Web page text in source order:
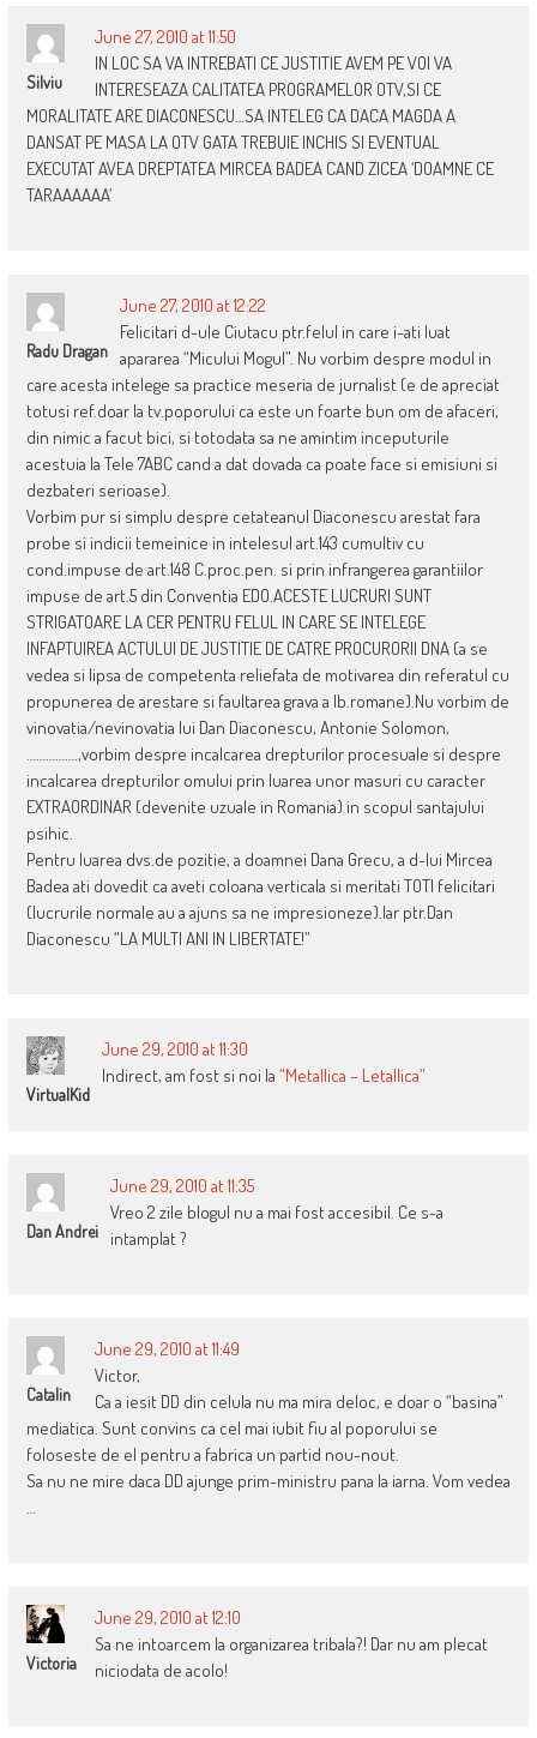
Silviu
June 27, 2010 at 11:50
IN LOC SA VA INTREBATI CE JUSTITIE AVEM PE VOI VA
INTERESEAZA CALITATEA PROGRAMELOR OTV,SI CE
MORALITATE ARE DIACONESCU…SA INTELEG CA DACA MAGDA A
DANSAT PE MASA LA OTV GATA TREBUIE INCHIS SI EVENTUAL
EXECUTAT AVEA DREPTATEA MIRCEA BADEA CAND ZICEA ‘DOAMNE CE
TARAAAAAA’
Radu Dragan
June 27, 2010 at 12:22
Felicitari d-ule Ciutacu ptr.felul in care i-ati luat
apararea “Micului Mogul”. Nu vorbim despre modul in
care acesta intelege sa practice meseria de jurnalist (e de apreciat
totusi ref.doar la tv.poporului ca este un foarte bun om de afaceri,
din nimic a facut bici, si totodata sa ne amintim inceputurile
acestuia la Tele 7ABC cand a dat dovada ca poate face si emisiuni si
dezbateri serioase).
Vorbim pur si simplu despre cetateanul Diaconescu arestat fara
probe si indicii temeinice in intelesul art.143 cumultiv cu
cond.impuse de art.148 C.proc.pen. si prin infrangerea garantiilor
impuse de art.5 din Conventia EDO.ACESTE LUCRURI SUNT
STRIGATOARE LA CER PENTRU FELUL IN CARE SE INTELEGE
INFAPTUIREA ACTULUI DE JUSTITIE DE CATRE PROCURORII DNA (a se
vedea si lipsa de competenta reliefata de motivarea din referatul cu
propunerea de arestare si faultarea grava a lb.romane).Nu vorbim de
vinovatia/nevinovatia lui Dan Diaconescu, Antonie Solomon,
…………….,vorbim despre incalcarea drepturilor procesuale si despre
incalcarea drepturilor omului prin luarea unor masuri cu caracter
EXTRAORDINAR (devenite uzuale in Romania) in scopul santajului
psihic.
Pentru luarea dvs.de pozitie, a doamnei Dana Grecu, a d-lui Mircea
Badea ati dovedit ca aveti coloana verticala si meritati TOTI felicitari
(lucrurile normale au a ajuns sa ne impresioneze).Iar ptr.Dan
Diaconescu “LA MULTI ANI IN LIBERTATE!”
VirtualKid
June 29, 2010 at 11:30
Indirect, am fost si noi la “Metallica – Letallica”
Dan Andrei
June 29, 2010 at 11:35
Vreo 2 zile blogul nu a mai fost accesibil. Ce s-a
intamplat ?
Catalin
June 29, 2010 at 11:49
Victor,
Ca a iesit DD din celula nu ma mira deloc, e doar o “basina”
mediatica. Sunt convins ca cel mai iubit fiu al poporului se
foloseste de el pentru a fabrica un partid nou-nout.
Sa nu ne mire daca DD ajunge prim-ministru pana la iarna. Vom vedea
…
Victoria
June 29, 2010 at 12:10
Sa ne intoarcem la organizarea tribala?! Dar nu am plecat
niciodata de acolo!